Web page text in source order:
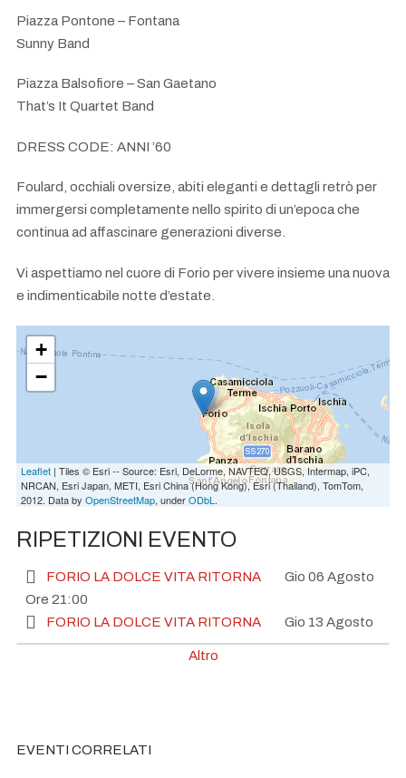
Piazza Pontone – Fontana
Sunny Band
Piazza Balsofiore – San Gaetano
That’s It Quartet Band
DRESS CODE: ANNI ’60
Foulard, occhiali oversize, abiti eleganti e dettagli retrò per
immergersi completamente nello spirito di un’epoca che
continua ad affascinare generazioni diverse.
Vi aspettiamo nel cuore di Forio per vivere insieme una nuova
e indimenticabile notte d’estate.
+
−
Leaflet | Tiles © Esri -- Source: Esri, DeLorme, NAVTEQ, USGS, Intermap, iPC,
NRCAN, Esri Japan, METI, Esri China (Hong Kong), Esri (Thailand), TomTom,
2012. Data by OpenStreetMap, underODbL.
RIPETIZIONI EVENTO
FORIO LA DOLCE VITA RITORNA
Gio 06 Agosto
Ore 21:00
FORIO LA DOLCE VITA RITORNA
Gio 13 Agosto
Ore 21:00
FORIO LA DOLCE VITA RITORNA
Altro
EVENTI CORRELATI